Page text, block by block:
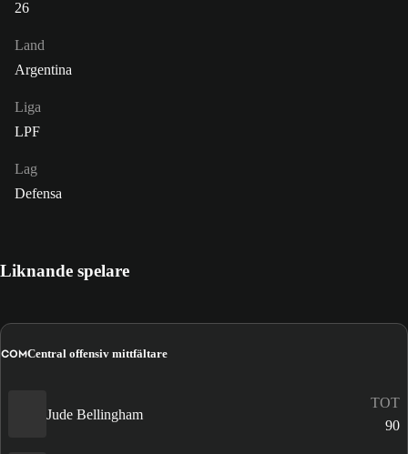
26
Land
Argentina
Liga
LPF
Lag
Defensa
Liknande spelare
COMCentral offensiv mittfältare
Jude Bellingham
TOT
90